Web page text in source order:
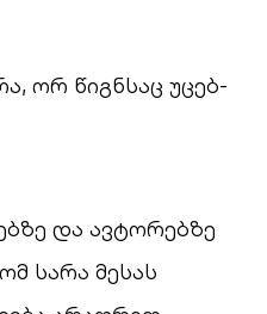
ორ წიგნსაც უცებ-
და ავტორებზე
სარა მესას